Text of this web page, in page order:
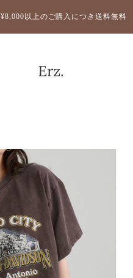
¥8,000以上のご購入につき送料無料